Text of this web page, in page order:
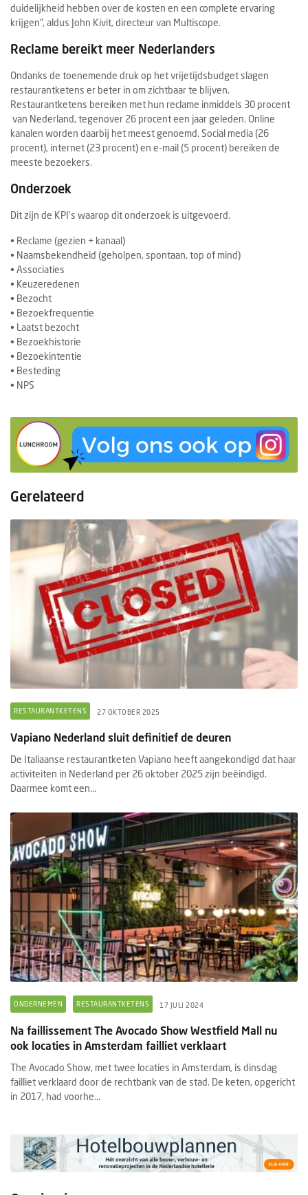
duidelijkheid hebben over de kosten en een complete ervaring
krijgen", aldus John Kivit, directeur van Multiscope.
Reclame bereikt meer Nederlanders
Ondanks de toenemende druk op het vrijetijdsbudget slagen
restaurantketens er beter in om zichtbaar te blijven.
Restaurantketens bereiken met hun reclame inmiddels 30 procent
van Nederland, tegenover 26 procent een jaar geleden. Online
kanalen worden daarbij het meest genoemd. Social media (26
procent), internet (23 procent) en e-mail (5 procent) bereiken de
meeste bezoekers.
Onderzoek
Dit zijn de KPI’s waarop dit onderzoek is uitgevoerd.
• Reclame (gezien + kanaal)
• Naamsbekendheid (geholpen, spontaan, top of mind)
• Associaties
• Keuzeredenen
• Bezocht
• Bezoekfrequentie
• Laatst bezocht
• Bezoekhistorie
• Bezoekintentie
• Besteding
• NPS
Gerelateerd
RESTAURANTKETENS 27 OKTOBER 2025
Vapiano Nederland sluit definitief de deuren
De Italiaanse restaurantketen Vapiano heeft aangekondigd dat haar
activiteiten in Nederland per 26 oktober 2025 zijn beëindigd.
Daarmee komt een...
ONDERNEMEN RESTAURANTKETENS 17 JULI 2024
Na faillissement The Avocado Show Westfield Mall nu
ook locaties in Amsterdam failliet verklaart
The Avocado Show, met twee locaties in Amsterdam, is dinsdag
failliet verklaard door de rechtbank van de stad. De keten, opgericht
in 2017, had voorhe...